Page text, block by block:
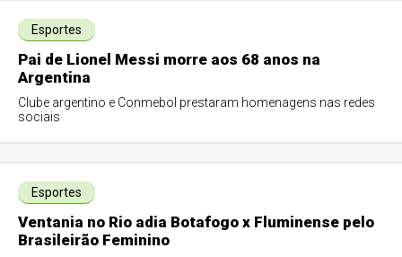
Esportes
Pai de Lionel Messi morre aos 68 anos na
Argentina
Clube argentino e Conmebol prestaram homenagens nas redes
sociais
Esportes
Ventania no Rio adia Botafogo x Fluminense pelo
Brasileirão Feminino